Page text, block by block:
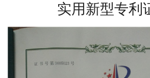
实用新型专利